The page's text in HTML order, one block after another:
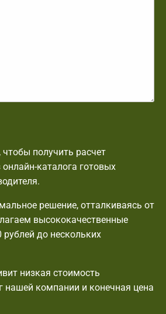
получить расчет
каталога готовых
решение, отталкиваясь от
высококачественные
до нескольких
низкая стоимость
нашей компании и конечная цена